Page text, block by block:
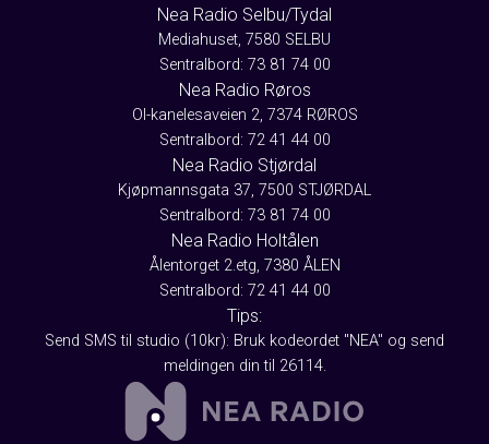
Nea Radio Selbu/Tydal
Mediahuset, 7580 SELBU
Sentralbord: 73 81 74 00
Nea Radio Røros
Ol-kanelesaveien 2, 7374 RØROS
Sentralbord: 72 41 44 00
Nea Radio Stjørdal
Kjøpmannsgata 37, 7500 STJØRDAL
Sentralbord: 73 81 74 00
Nea Radio Holtålen
Ålentorget 2.etg, 7380 ÅLEN
Sentralbord: 72 41 44 00
Tips:
Send SMS til studio (10kr): Bruk kodeordet "NEA" og send
meldingen din til 26114.